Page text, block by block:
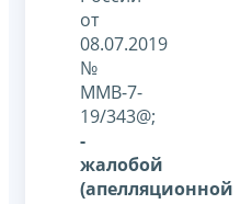
от
08.07.2019
№
ММВ-7-
19/343@;
-
жалобой
(апелляционной